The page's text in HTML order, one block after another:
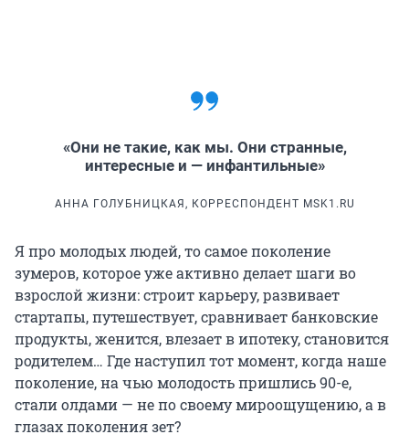
«Они не такие, как мы. Они странные,
интересные и — инфантильные»
АННА ГОЛУБНИЦКАЯ, КОРРЕСПОНДЕНТ MSK1.RU
Я про молодых людей, то самое поколение
зумеров, которое уже активно делает шаги во
взрослой жизни: строит карьеру, развивает
стартапы, путешествует, сравнивает банковские
продукты, женится, влезает в ипотеку, становится
родителем… Где наступил тот момент, когда наше
поколение, на чью молодость пришлись 90-е,
стали олдами — не по своему мироощущению, а в
глазах поколения зет?